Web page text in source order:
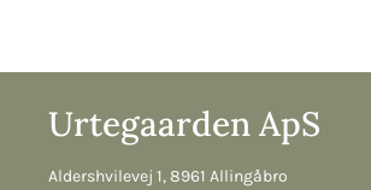
Urtegaarden ApS
Aldershvilevej 1, 8961 Allingåbro